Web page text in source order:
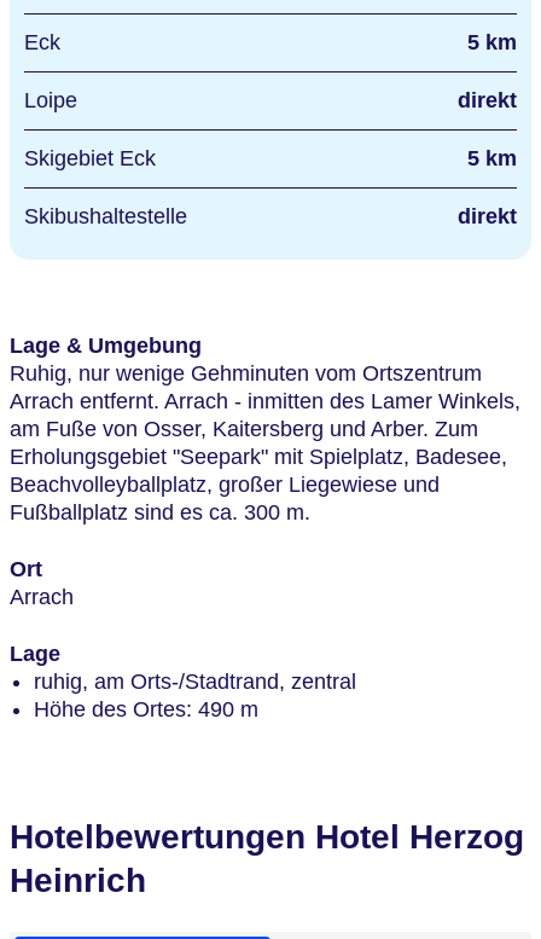
Eck 5 km
Loipe direkt
Skigebiet Eck 5 km
Skibushaltestelle direkt
Lage & Umgebung
Ruhig, nur wenige Gehminuten vom Ortszentrum
Arrach entfernt. Arrach - inmitten des Lamer Winkels,
am Fuße von Osser, Kaitersberg und Arber. Zum
Erholungsgebiet "Seepark" mit Spielplatz, Badesee,
Beachvolleyballplatz, großer Liegewiese und
Fußballplatz sind es ca. 300 m.
Ort
Arrach
Lage
ruhig, am Orts-/Stadtrand, zentral
Höhe des Ortes: 490 m
Hotelbewertungen Hotel Herzog
Heinrich